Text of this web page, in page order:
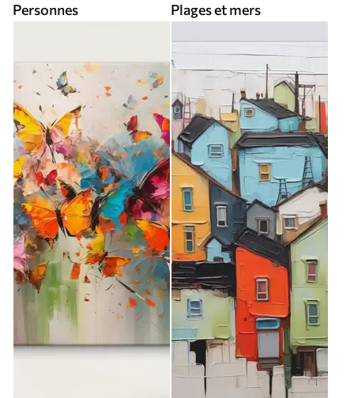
Personnes Plages et mers